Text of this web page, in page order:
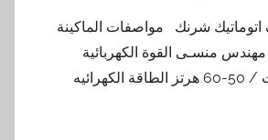
اتوماتيك شرنك مواصفات الماكينة
ماركة مهندس منسـى القوة الكهربائية
للماكينه 220 فولت / 50-60 هرتز الطاقة الكهرائيه